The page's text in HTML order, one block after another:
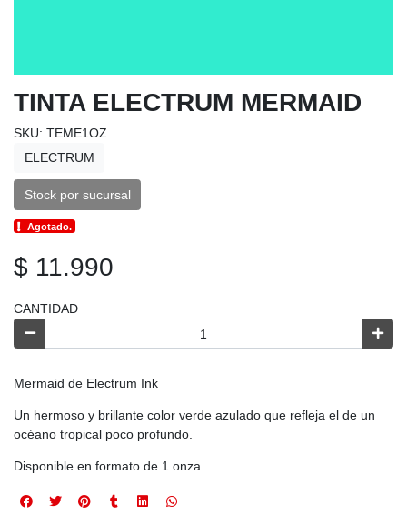
TINTA ELECTRUM MERMAID
SKU: TEME1OZ
ELECTRUM
Stock por sucursal
Agotado.
$ 11.990
CANTIDAD
Mermaid de Electrum Ink
Un hermoso y brillante color verde azulado que refleja el de un
océano tropical poco profundo.
Disponible en formato de 1 onza.